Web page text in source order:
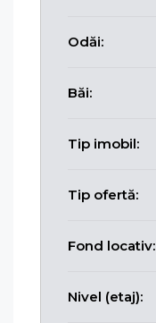
Odăi:
Băi:
Tip imobil:
Tip ofertă:
Fond locativ:
Nivel (etaj):